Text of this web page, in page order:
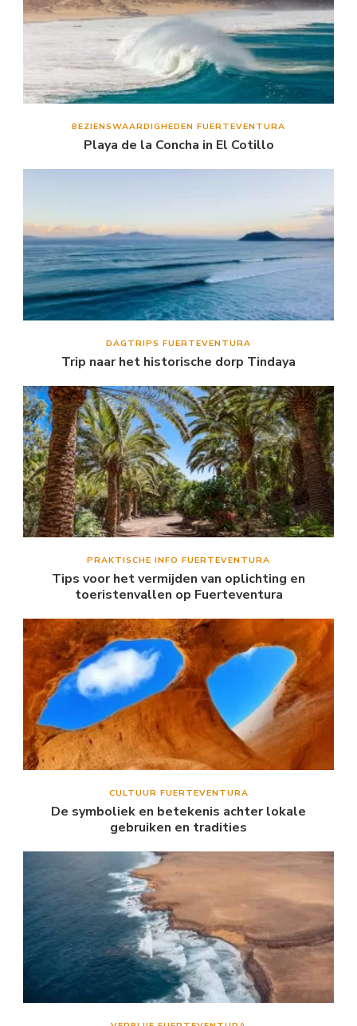
BEZIENSWAARDIGHEDEN FUERTEVENTURA
Playa de la Concha in El Cotillo
DAGTRIPS FUERTEVENTURA
Trip naar het historische dorp Tindaya
PRAKTISCHE INFO FUERTEVENTURA
Tips voor het vermijden van oplichting en
toeristenvallen op Fuerteventura
CULTUUR FUERTEVENTURA
De symboliek en betekenis achter lokale
gebruiken en tradities